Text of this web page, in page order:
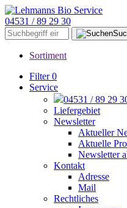
04531 / 89 29 30
Sortiment
Filter 0
Service
04531 / 89 29
Liefergebiet
Newsletter
Aktueller
Aktuelle
Newsletter
Kontakt
Adresse
Mail
Rechtliches